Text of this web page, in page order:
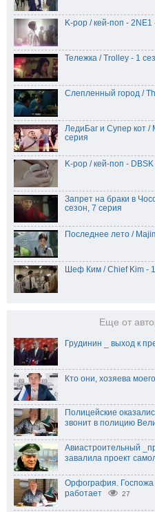
K-pop / кей-поп - 2NE1
Тележка / Trolley - 1
Слепленный город /
ЛедиБаг и Супер кот /
серия
K-pop / кей-поп -
Запрет на браки в
сезон, 7 серия
Последнее лето /
Шеф Ким / Chief Kim -
Еще от
Грудинин _ выход к
Кто они, хозяева
Полицейские
звонит в полицию
Авиастроительный
завалила проект
Орфография. Госпожа
работает
27